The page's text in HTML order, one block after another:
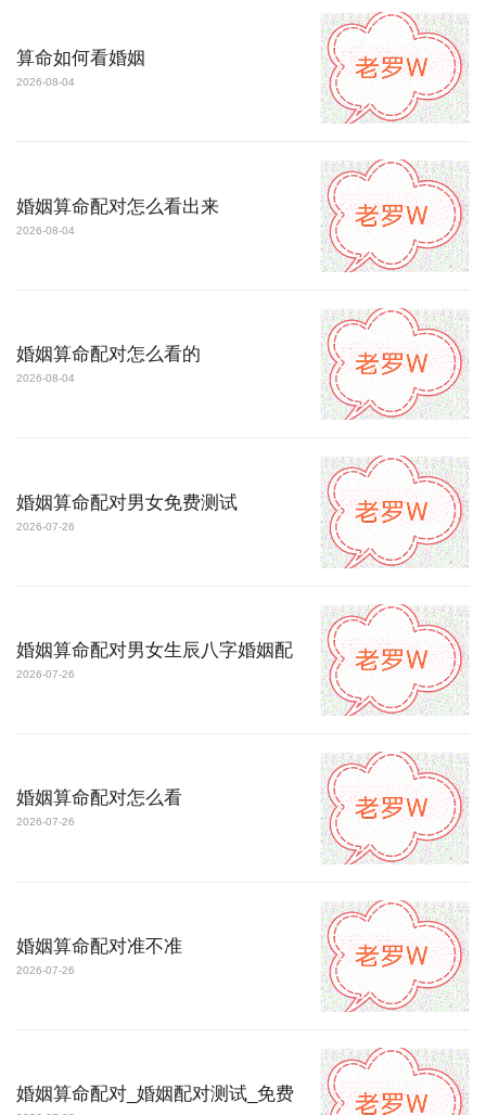
算命如何看婚姻
2026-08-04
婚姻算命配对怎么看出来
2026-08-04
婚姻算命配对怎么看的
2026-08-04
婚姻算命配对男女免费测试
2026-07-26
婚姻算命配对男女生辰八字婚姻配
2026-07-26
婚姻算命配对怎么看
2026-07-26
婚姻算命配对准不准
2026-07-26
婚姻算命配对_婚姻配对测试_免费